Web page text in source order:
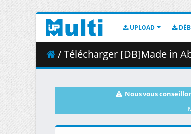
UPLOAD
/ Télécharger [DB]Made in Abyss
Nous vous